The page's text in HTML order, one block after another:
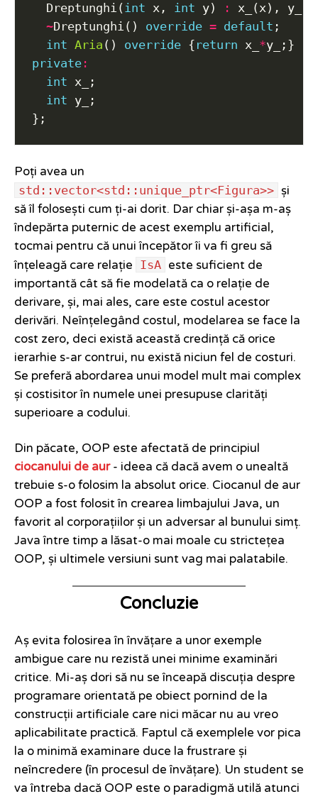
  Dreptunghi(
int x, int y)
:
~Dreptunghi() override = default
int Aria () override { return x_ *
private :
int
int
Poți avea un
std::vector<std::unique_ptr<Figura>> și
să îl folosești cum ți-ai dorit. Dar chiar și-așa m-aș
îndepărta puternic de acest exemplu artificial,
tocmai pentru că unui începător îi va fi greu să
înțeleagă care relație IsA este suficient de
importantă cât să fie modelată ca o relație de
derivare, și, mai ales, care este costul acestor
derivări. Neînțelegând costul, modelarea se face la
cost zero, deci există această credință că orice
ierarhie s-ar contrui, nu există niciun fel de costuri.
Se preferă abordarea unui model mult mai complex
și costisitor în numele unei presupuse clarități
superioare a codului.
Din păcate, OOP este afectată de principiul
ciocanului de aur- ideea că dacă avem o unealtă
trebuie s-o folosim la absolut orice. Ciocanul de aur
OOP a fost folosit în crearea limbajului Java, un
favorit al corporațiilor și un adversar al bunului simț.
Java între timp a lăsat-o mai moale cu strictețea
OOP, și ultimele versiuni sunt vag mai palatabile.
Concluzie
Aș evita folosirea în învățare a unor exemple
ambigue care nu rezistă unei minime examinări
critice. Mi-aș dori să nu se înceapă discuția despre
programare orientată pe obiect pornind de la
construcții artificiale care nici măcar nu au vreo
aplicabilitate practică. Faptul că exemplele vor pica
la o minimă examinare duce la frustrare și
neîncredere (în procesul de învățare). Un student se
va întreba dacă OOP este o paradigmă utilă atunci